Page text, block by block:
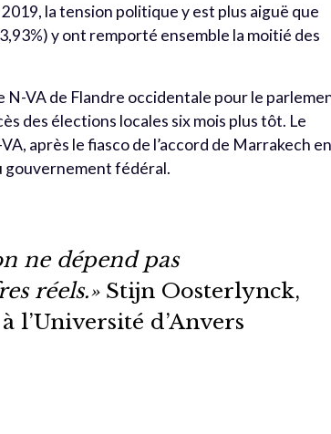
la tension politique y est plus aiguë que
y ont remporté ensemble la moitié des
VA de Flandre occidentale pour le
des élections locales six mois plus tôt. Le
après le fiasco de l’accord de Marrakech
gouvernement fédéral.
ne dépend pas
réels.»Stijn Oosterlynck,
l’Université d’Anvers